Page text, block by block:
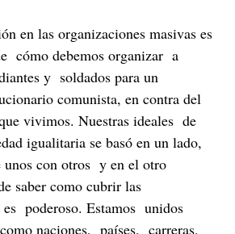
en las organizaciones masivas es
cómo debemos organizar a
y soldados para un
comunista, en contra del
vivimos. Nuestras ideales de
igualitaria se basó en un lado,
con otros y en el otro
saber como cubrir las
es poderoso. Estamos unidos
naciones, países, carreras,